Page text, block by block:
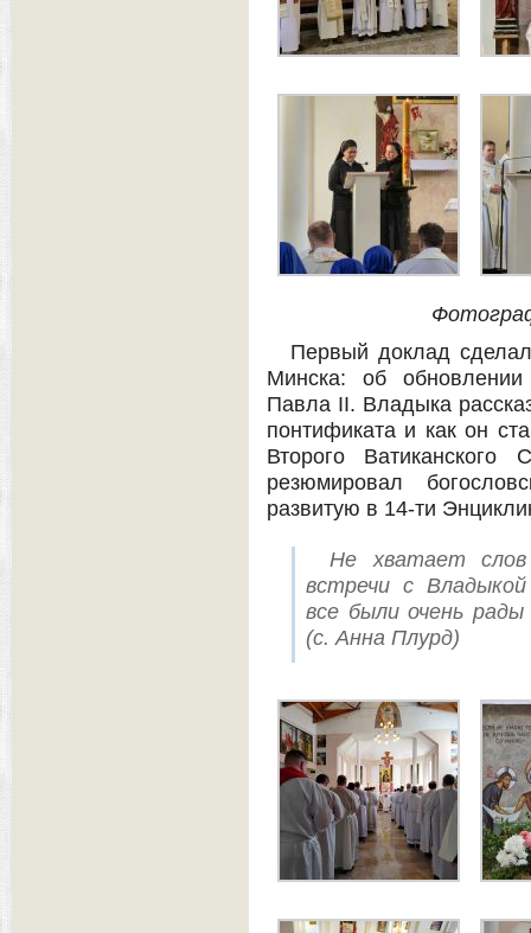
Первый доклад
Минска: об
Павла II. Владыка
понтификата и как он
Второго
резюмировал
развитую в 14-ти
Не хватает
встречи с
все были очень
(с. Анна Плурд)